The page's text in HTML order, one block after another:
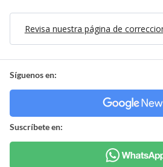
Revisa nuestra página de
Síguenos en:
Suscríbete en: